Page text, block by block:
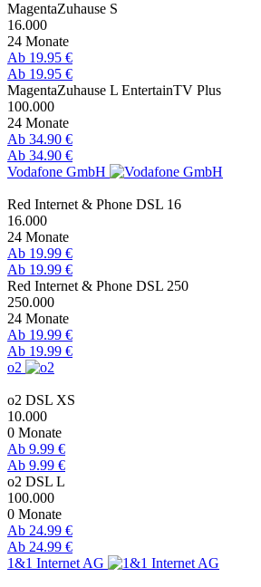
MagentaZuhause S
16.000
24 Monate
Ab 19.95 €
Ab 19.95 €
MagentaZuhause L EntertainTV Plus
100.000
24 Monate
Ab 34.90 €
Ab 34.90 €
Vodafone GmbH
Red Internet & Phone DSL 16
16.000
24 Monate
Ab 19.99 €
Ab 19.99 €
Red Internet & Phone DSL 250
250.000
24 Monate
Ab 19.99 €
Ab 19.99 €
o2
o2 DSL XS
10.000
0 Monate
Ab 9.99 €
Ab 9.99 €
o2 DSL L
100.000
0 Monate
Ab 24.99 €
Ab 24.99 €
1&1 Internet AG